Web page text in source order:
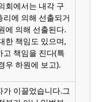
회에서는 내각 구
리에 의해 선출되거
에 의해 선출된다.
한 책임도 있으며,
고 책임을 진다(특
우 하원에 보고).
가 이끌었습니다.그